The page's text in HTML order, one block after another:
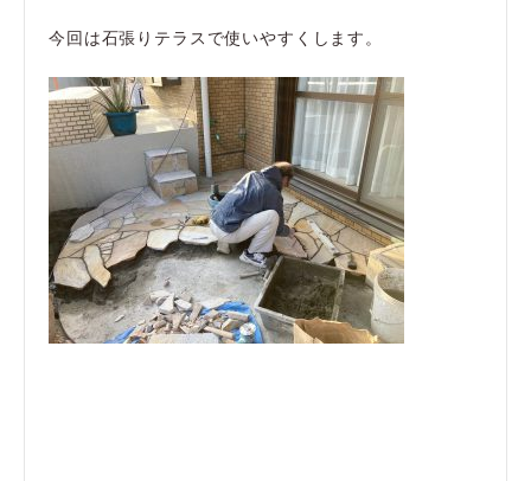
今回は石張りテラスで使いやすくします。